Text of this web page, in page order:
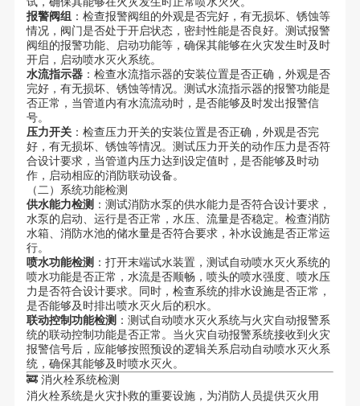
报警阀组：检查报警阀组的外观是否完好，有无损坏、锈蚀等
情况，阀门是否处于开启状态，密封性能是否良好。测试报警
阀组的报警功能、启动功能等，确保其能够在火灾发生时及时
开启，启动喷水灭火系统。
水流指示器：检查水流指示器的安装位置是否正确，外观是否
完好，有无损坏、锈蚀等情况。测试水流指示器的报警功能是
否正常，当管道内有水流流动时，是否能够及时发出报警信
号。
压力开关：检查压力开关的安装位置是否正确，外观是否完
好，有无损坏、锈蚀等情况。测试压力开关的动作压力是否符
合设计要求，当管道内压力达到设定值时，是否能够及时动
作，启动相应的消防联动设备。
（二）系统功能检测
供水能力检测 ：测试消防水泵的供水能力是否符合设计要求，
水泵的启动、运行是否正常，水压、流量是否稳定。检查消防
水箱、消防水池的储水量是否符合要求，补水设施是否正常运
行。
喷水功能检测 ：打开末端试水装置，测试自动喷水灭火系统的
喷水功能是否正常，水流是否顺畅，喷头的喷水强度、喷水压
力是否符合设计要求。同时，检查系统的排水设施是否正常，
是否能够及时排出喷水灭火后的积水。
联动控制功能检测 ：测试自动喷水灭火系统与火灾自动报警系
统的联动控制功能是否正常。当火灾自动报警系统接收到火灾
报警信号后，应能够按照预设的逻辑关系启动自动喷水灭火系
统，确保其能够及时喷水灭火。
🚒 消火栓系统检测
消火栓系统是火灾扑救的重要设施，为消防人员提供灭火用